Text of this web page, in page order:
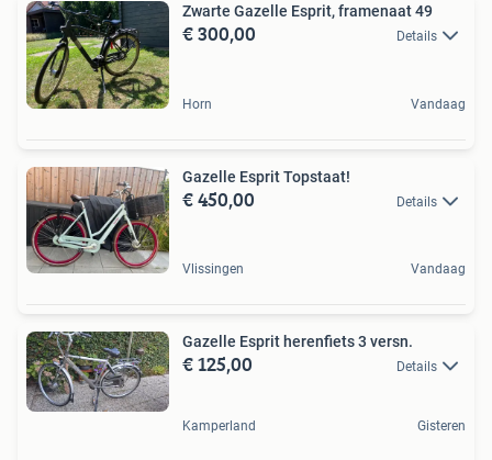
Zwarte Gazelle Esprit, framenaat 49
€ 300,00 Details
Horn Vandaag
Gazelle Esprit Topstaat!
€ 450,00 Details
Vlissingen Vandaag
Gazelle Esprit herenfiets 3 versn.
€ 125,00 Details
Kamperland Gisteren